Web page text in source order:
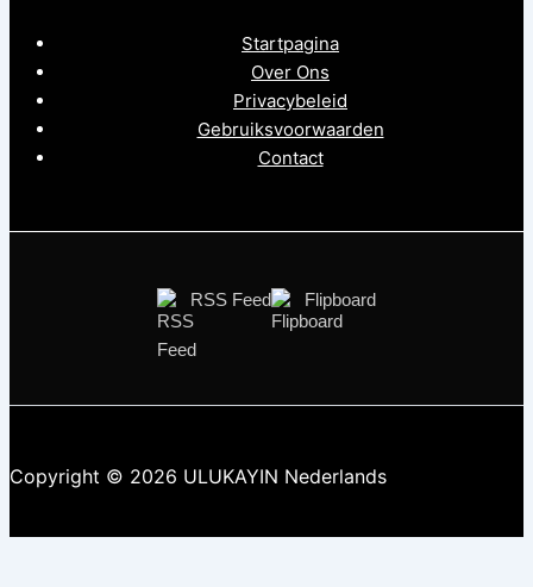
Startpagina
Over Ons
Privacybeleid
Gebruiksvoorwaarden
Contact
RSS Feed Flipboard
Copyright © 2026 ULUKAYIN Nederlands